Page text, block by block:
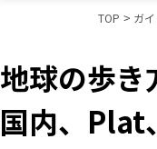
TOP ガ
地球の歩
国内、Plat